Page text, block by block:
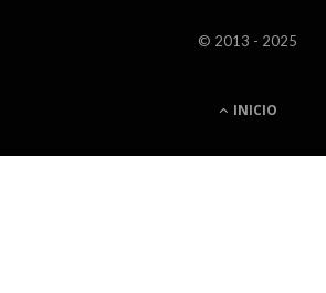
© 2013 - 2025
INICIO